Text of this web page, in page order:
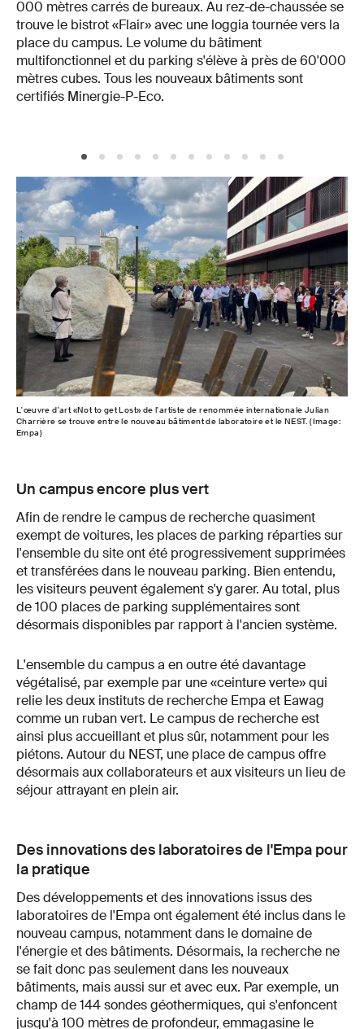
000 mètres carrés de bureaux. Au rez-de-chaussée se
trouve le bistrot «Flair» avec une loggia tournée vers la
place du campus. Le volume du bâtiment
multifonctionnel et du parking s'élève à près de 60'000
mètres cubes. Tous les nouveaux bâtiments sont
certifiés Minergie-P-Eco.
L'œuvre d'art «Not to get Lost» de l'artiste de renommée internationale Julian
Charrière se trouve entre le nouveau bâtiment de laboratoire et le NEST. (Image:
Empa)
Un campus encore plus vert
Afin de rendre le campus de recherche quasiment
exempt de voitures, les places de parking réparties sur
l'ensemble du site ont été progressivement supprimées
et transférées dans le nouveau parking. Bien entendu,
les visiteurs peuvent également s'y garer. Au total, plus
de 100 places de parking supplémentaires sont
désormais disponibles par rapport à l'ancien système.
L'ensemble du campus a en outre été davantage
végétalisé, par exemple par une «ceinture verte» qui
relie les deux instituts de recherche Empa et Eawag
comme un ruban vert. Le campus de recherche est
ainsi plus accueillant et plus sûr, notamment pour les
piétons. Autour du NEST, une place de campus offre
désormais aux collaborateurs et aux visiteurs un lieu de
séjour attrayant en plein air.
Des innovations des laboratoires de l'Empa pour
la pratique
Des développements et des innovations issus des
laboratoires de l'Empa ont également été inclus dans le
nouveau campus, notamment dans le domaine de
l'énergie et des bâtiments. Désormais, la recherche ne
se fait donc pas seulement dans les nouveaux
bâtiments, mais aussi sur et avec eux. Par exemple, un
champ de 144 sondes géothermiques, qui s'enfoncent
jusqu'à 100 mètres de profondeur, emmagasine le